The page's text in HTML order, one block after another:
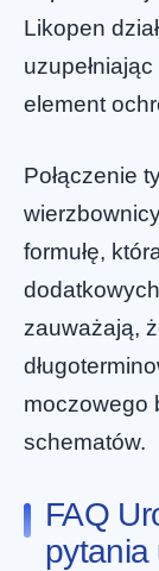
Likopen
element
Połączenie
formułę,
zauważają,
moczowego
schematów.
FAQ
pytania